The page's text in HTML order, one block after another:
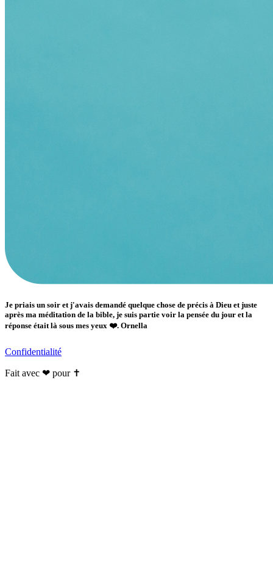
Je priais un soir et j'avais demandé quelque chose de précis à Dieu et juste
après ma méditation de la bible, je suis partie voir la pensée du jour et la
réponse était là sous mes yeux ❤️. Ornella
Confidentialité
Fait avec ❤ pour ✝️️